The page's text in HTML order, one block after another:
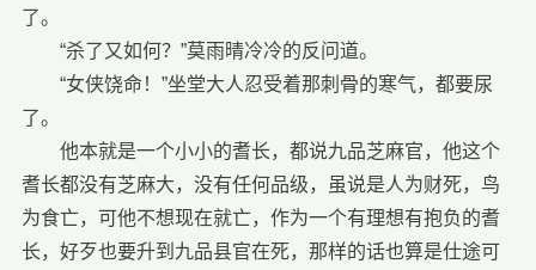
了。
“杀了又如何？”莫雨晴冷冷的反问道。
“女侠饶命！”坐堂大人忍受着那刺骨的寒气，都要尿
了。
他本就是一个小小的耆长，都说九品芝麻官，他这个
耆长都没有芝麻大，没有任何品级，虽说是人为财死，鸟
为食亡，可他不想现在就亡，作为一个有理想有抱负的耆
长，好歹也要升到九品县官在死，那样的话也算是仕途可